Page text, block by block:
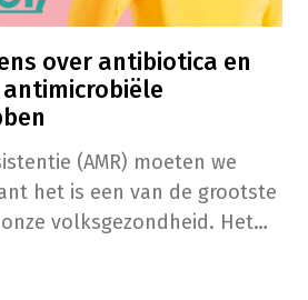
over antibiotica en
(AMR) moeten we
het is een van de grootste
volksgezondheid. Het
verhinderen!